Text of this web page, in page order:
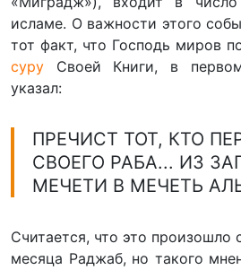
исламе. О важности этого
тот факт, что Господь миров
суру Своей Книги, в
указал:
ПРЕЧИСТ ТОТ, КТО
СВОЕГО РАБА... ИЗ
МЕЧЕТИ В МЕЧЕТЬ
Считается, что это произошло
месяца Раджаб, но такого